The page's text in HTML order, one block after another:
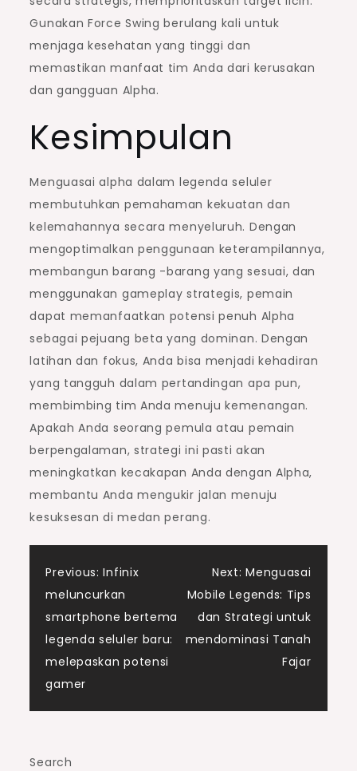
Gunakan Force Swing berulang kali untuk
menjaga kesehatan yang tinggi dan
memastikan manfaat tim Anda dari kerusakan
dan gangguan Alpha.
Kesimpulan
Menguasai alpha dalam legenda seluler
membutuhkan pemahaman kekuatan dan
kelemahannya secara menyeluruh. Dengan
mengoptimalkan penggunaan keterampilannya,
membangun barang -barang yang sesuai, dan
menggunakan gameplay strategis, pemain
dapat memanfaatkan potensi penuh Alpha
sebagai pejuang beta yang dominan. Dengan
latihan dan fokus, Anda bisa menjadi kehadiran
yang tangguh dalam pertandingan apa pun,
membimbing tim Anda menuju kemenangan.
Apakah Anda seorang pemula atau pemain
berpengalaman, strategi ini pasti akan
meningkatkan kecakapan Anda dengan Alpha,
membantu Anda mengukir jalan menuju
kesuksesan di medan perang.
Post
navigation
Previous: Infinix
meluncurkan
smartphone bertema
legenda seluler baru:
melepaskan potensi
gamer
Next: Menguasai
Mobile Legends: Tips
dan Strategi untuk
mendominasi Tanah
Fajar
Search